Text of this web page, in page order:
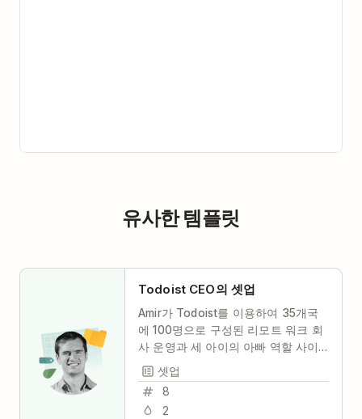
유사한 템플릿
Todoist CEO의 셋업
Amir가 Todoist를 이용하여 35개국
에 100명으로 구성된 리모트 워크 회
사 운영과 세 아이의 아빠 역할 사이
의 균형을 맞추는 방법을 살펴보세요.
셋업
8
2